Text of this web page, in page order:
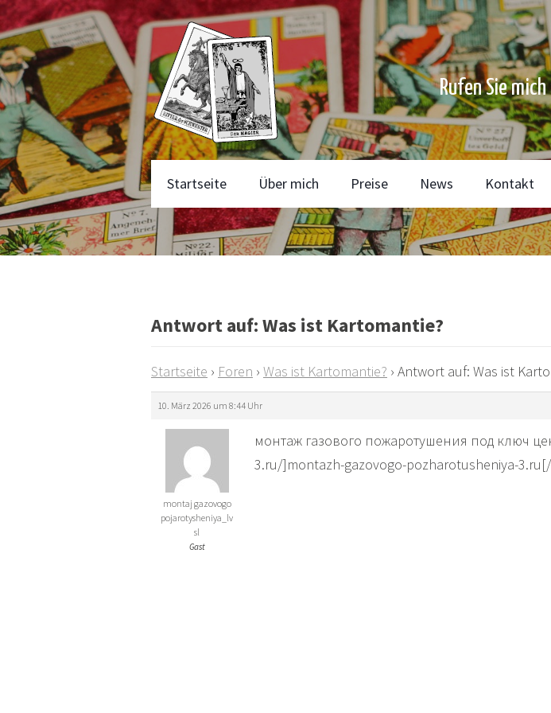
Rufen Sie
Startseite Über mich Preise News Kontakt
Antwort auf: Was ist Kartomantie?
Startseite › Foren › Was ist Kartomantie? › Antwort auf: Was ist
10. März 2026 um 8:44 Uhr
montaj gazovogo
pojarotysheniya_lv
sl
Gast
монтаж газового пожаротушения под ключ
3.ru/]montazh-gazovogo-pozharotusheniya-